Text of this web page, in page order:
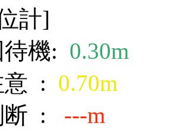
計]
機: 0.30m
意 : 0.70m
断 : ---m